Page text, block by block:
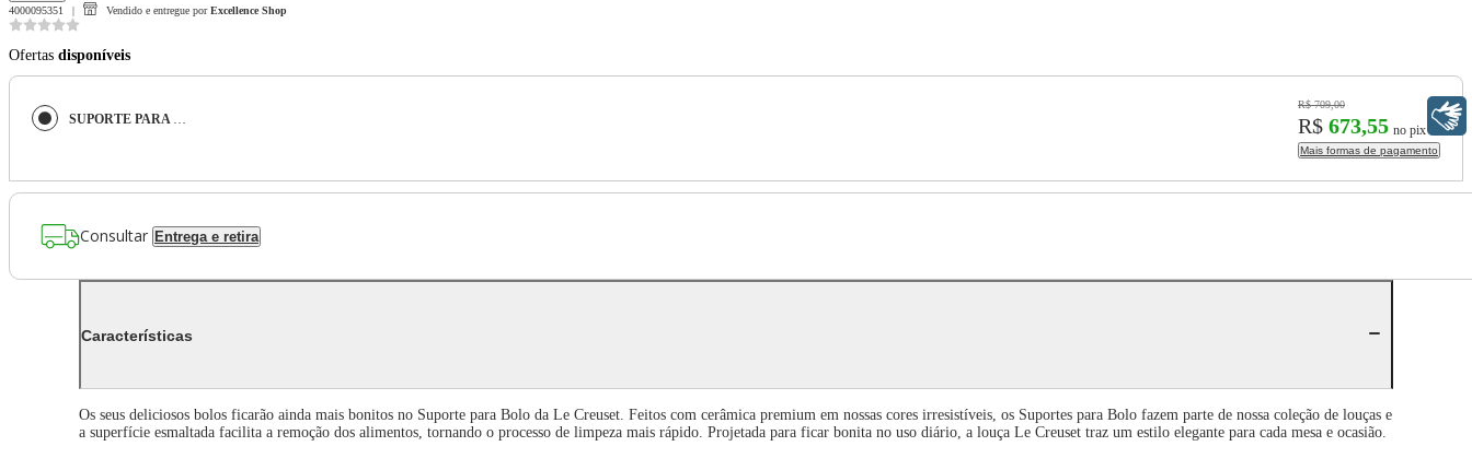
4000095351 Vendido e entregue por Excellence Shop
Ofertas disponíveis
SUPORTE PARA BOLO LE CREUSET EM CERÂMICA BRANCO 81603300100003
R$ 709,00
R$ 673,55 no pix
Mais formas de pagamento
Consultar Entrega e retira
Características
Os seus deliciosos bolos ficarão ainda mais bonitos no Suporte para Bolo da Le Creuset. Feitos com cerâmica premium em nossas cores irresistíveis, os Suportes para Bolo fazem parte de nossa coleção de louças e
a superfície esmaltada facilita a remoção dos alimentos, tornando o processo de limpeza mais rápido. Projetada para ficar bonita no uso diário, a louça Le Creuset traz um estilo elegante para cada mesa e ocasião.
Libras